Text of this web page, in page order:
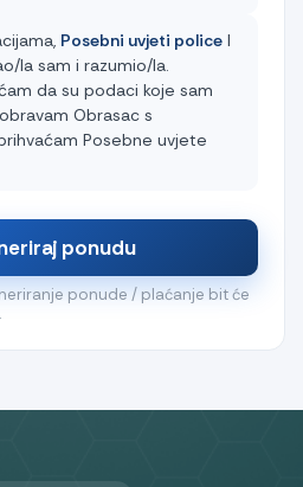
Posebni uvjeti policeI
la sam i razumio/la.
da su podaci koje sam
Obrasac s
Posebne uvjete
ponudu
ponude / plaćanje bit će